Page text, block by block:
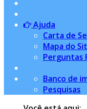
Ajuda
Carta de
Mapa do
Perguntas
Banco de
Pesquisas